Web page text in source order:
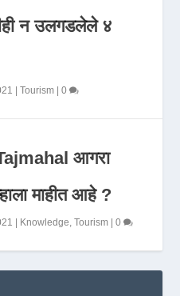
न उलगडलेले ४
|Tourism |0
आगरा
माहीत आहे ?
| Knowledge ,Tourism |0